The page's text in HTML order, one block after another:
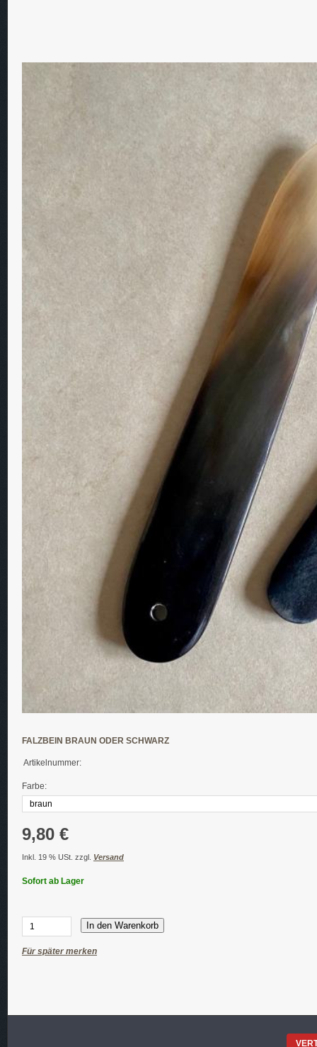
FALZBEIN BRAUN ODER SCHWARZ
Artikelnummer:
Farbe:
9,80 €
Inkl. 19 % USt. zzgl. Versand
Sofort ab Lager
In den Warenkorb
Für später merken